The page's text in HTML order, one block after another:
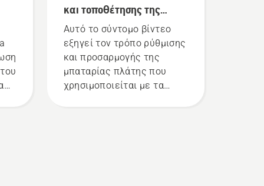
και τοποθέτησης της
μπαταρίας πλάτης
Αυτό το σύντομο βίντεο
εξηγεί τον τρόπο ρύθμισης
και προσαρμογής της
μπαταρίας πλάτης που
χρησιμοποιείται με τα